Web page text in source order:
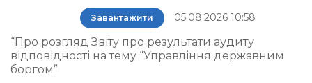
Завантажити 05.08.2026 10:58
“Про розгляд Звіту про результати аудиту
відповідності на тему “Управління державним
боргом”